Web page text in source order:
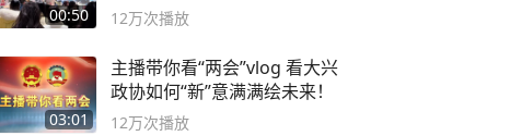
00:50 12万次播放
03:01
主播带你看“两会”vlog 看大兴
政协如何“新”意满满绘未来！
12万次播放